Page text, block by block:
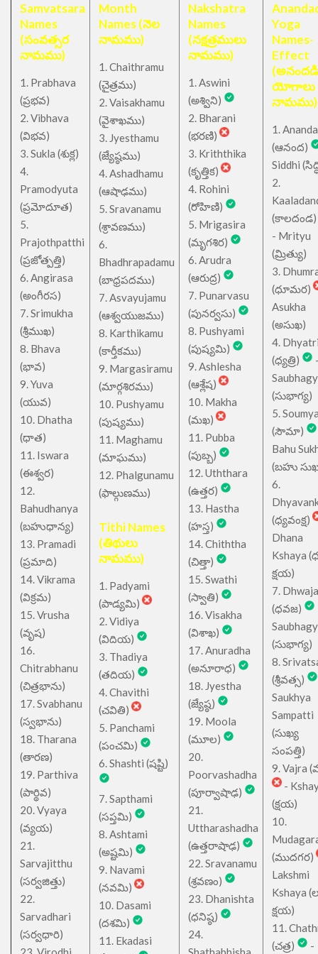
Samvatsara
Names
(సంవత్సర
నామము)
1. Prabhava
(ప్రభవ)
2. Vibhava
(విభవ)
3. Sukla (శుక్ల)
4.
Pramodyuta
(ప్రమోదూత)
5.
Prajothpatthi
(ప్రజోత్పత్తి)
6. Angirasa
(అంగీరస)
7. Srimukha
(శ్రీముఖ)
8. Bhava
(భావ)
9. Yuva
(యువ)
10. Dhatha
(ధాత)
11. Iswara
(ఈశ్వర)
12.
Bahudhanya
(బహుధాన్య)
13. Pramadi
(ప్రమాది)
14. Vikrama
(విక్రమ)
15. Vrusha
(వృష)
16.
Chitrabhanu
(చిత్రభాను)
17. Svabhanu
(స్వభాను)
18. Tharana
(తారణ)
19. Parthiva
(పార్థివ)
20. Vyaya
(వ్యయ)
21.
Sarvajitthu
(సర్వజిత్తు)
22.
Sarvadhari
(సర్వధారి)
Month
Names (నెల
నామము)
1. Chaithramu
(చైత్రము)
2. Vaisakhamu
(వైశాఖము)
3. Jyesthamu
(జ్యేష్ఠము)
4. Ashadhamu
(ఆషాఢము)
5. Sravanamu
(శ్రావణము)
6.
Bhadhrapadamu
(బాధ్రపదము)
7. Asvayujamu
(ఆశ్వయుజము)
8. Karthikamu
(కార్తీకము)
9. Margasiramu
(మార్గశిరము)
10. Pushyamu
(పుష్యము)
11. Maghamu
(మాఘము)
12. Phalgunamu
(ఫాల్గుణము)
Tithi Names
(తిథులు
నామము)
1. Padyami
(పాడ్యమి)
2. Vidiya
(విదియ)
3. Thadiya
(తదియ)
4. Chavithi
(చవితి)
5. Panchami
(పంచమి)
6. Shashti (షష్టి)
7. Sapthami
(సప్తమి)
8. Ashtami
(అష్టమి)
9. Navami
(నవమి)
10. Dasami
(దశమి)
11. Ekadasi
Nakshatra
Names
(నక్షత్రములు
నామము)
1. Aswini
(అశ్విని)
2. Bharani
(భరణి)
3. Kriththika
(కృత్తిక)
4. Rohini
(రోహిణి)
5. Mrigasira
(మృగశిర)
6. Arudra
(ఆరుద్ర)
7. Punarvasu
(పునర్వసు)
8. Pushyami
(పుష్యమి)
9. Ashlesha
(ఆశ్లేష)
10. Makha
(మఖ)
11. Pubba
(పుబ్బ)
12. Uththara
(ఉత్తర)
13. Hastha
(హస్త)
14. Chiththa
(చిత్తా)
15. Swathi
(స్వాతి)
16. Visakha
(విశాఖ)
17. Anuradha
(అనూరాధ)
18. Jyestha
(జ్యేష్ఠ)
19. Moola
(మూల)
20.
Poorvashadha
(పూర్వాషాఢ)
21.
Uttharashadha
(ఉత్తరాషాఢ)
22. Sravanamu
(శ్రవణం)
23. Dhanishta
(ధనిష్ఠ)
24.
Yoga
Names-
Effect
(అనందడి
యోగాలు
నామము)
1. Ananda
(ఆనంద)
Siddhi
2.
(కాలదండ)
- Mrityu
(మ్రిత్యు)
3.
(ధూమర)
Asukha
(అసుఖ)
4.
(ధ్యత్రి)
(సుభాగ్య)
5.
(సౌమా)
Bahu
(బహు
6.
(ధ్యవంక్ష)
Dhana
Kshaya
క్షయ)
7. Dhwaja
(ధవజ)
(సుభాగ్య)
8.
(శ్రీవత్స)
Saukhya
Sampatti
(సుఖ్య
సంపత్తి)
9. Vajra
-
(క్షయ)
10.
(ముదగర)
Lakshmi
Kshaya
క్షయ)
11.
(చత్ర)
-